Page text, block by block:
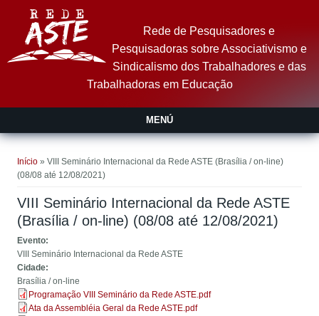
Rede de Pesquisadores e
Pesquisadoras sobre Associativismo e
Sindicalismo dos Trabalhadores e das
Trabalhadoras em Educação
MENÚ
Início » VIII Seminário Internacional da Rede ASTE (Brasília / on-line)
(08/08 até 12/08/2021)
VIII Seminário Internacional da Rede ASTE
(Brasília / on-line) (08/08 até 12/08/2021)
Evento:
VIII Seminário Internacional da Rede ASTE
Cidade:
Brasília / on-line
Programação VIII Seminário da Rede ASTE.pdf
Ata da Assembléia Geral da Rede ASTE.pdf